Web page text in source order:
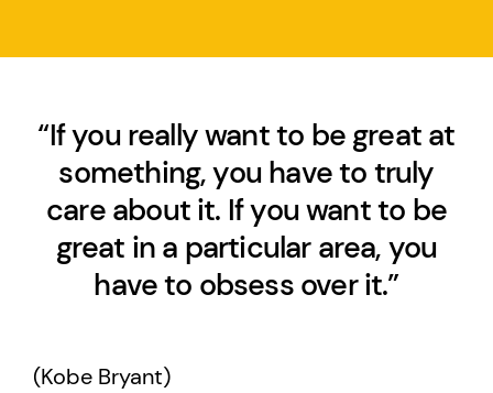
“If you really want to be great at
something, you have to truly
care about it. If you want to be
great in a particular area, you
have to obsess over it.”
(Kobe Bryant)